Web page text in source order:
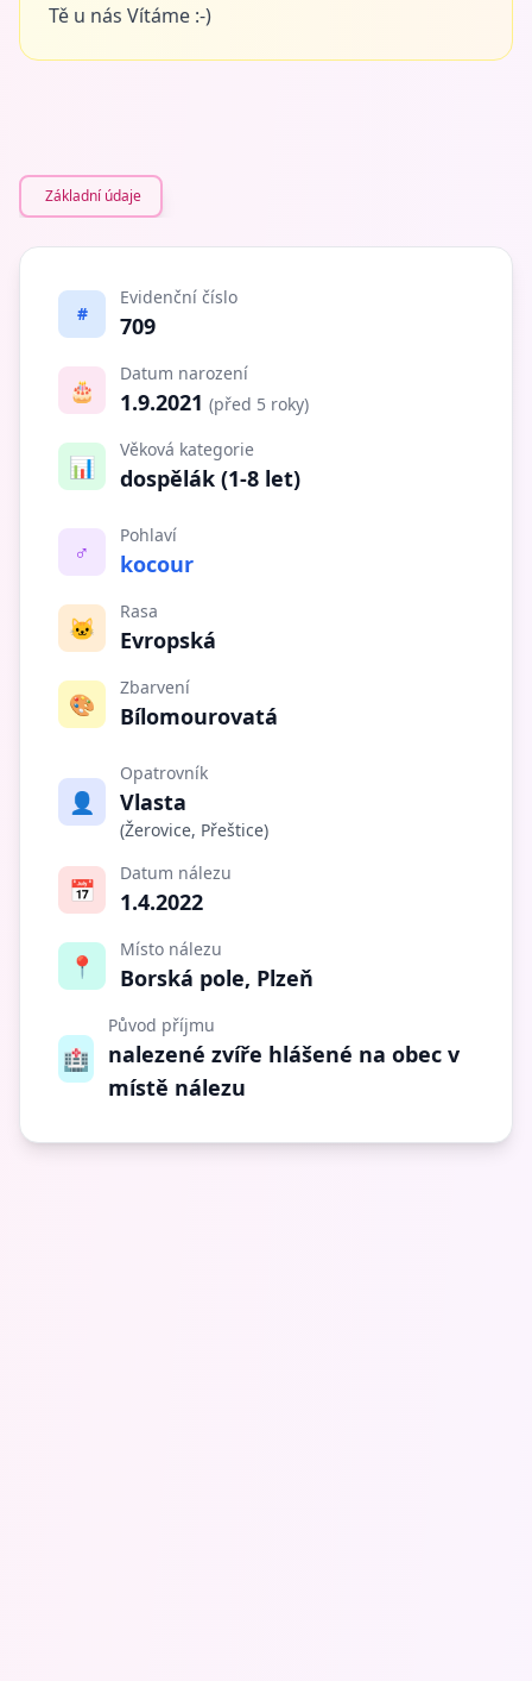
Tě u nás Vítáme :-)
Základní údaje
#
Evidenční číslo
709
🎂
Datum narození
1.9.2021 (před 5 roky)
📊
Věková kategorie
dospělák (1-8 let)
♂️
Pohlaví
kocour
🐱
Rasa
Evropská
🎨
Zbarvení
Bílomourovatá
👤
Opatrovník
Vlasta
(Žerovice, Přeštice)
📅
Datum nálezu
1.4.2022
📍
Místo nálezu
Borská pole, Plzeň
🏥
Původ příjmu
nalezené zvíře hlášené na obec v
místě nálezu